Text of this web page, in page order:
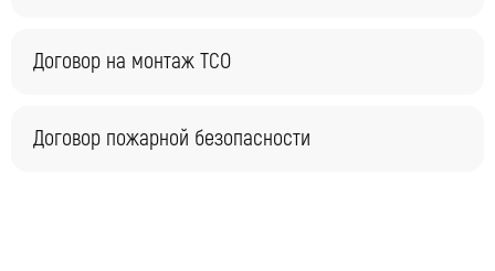
Договор на монтаж ТСО
Договор пожарной безопасности